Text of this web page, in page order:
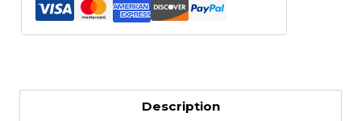
Description